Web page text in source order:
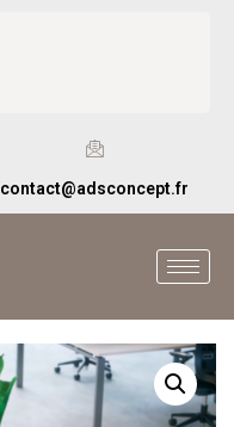
contact@adsconcept.fr